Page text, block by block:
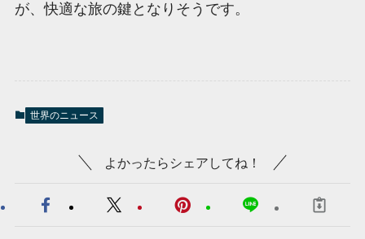
が、快適な旅の鍵となりそうです。
世界のニュース
よかったらシェアしてね！